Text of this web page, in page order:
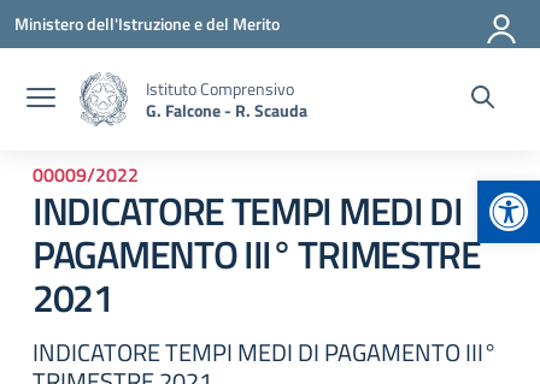
Vai ai contenuti
Vai al menu di navigazione
Vai al footer
Ministero dell'Istruzione e del Merito
Istituto Comprensivo
G. Falcone - R. Scauda
00009/2022
INDICATORE TEMPI MEDI DI
PAGAMENTO III° TRIMESTRE
2021
INDICATORE TEMPI MEDI DI PAGAMENTO III°